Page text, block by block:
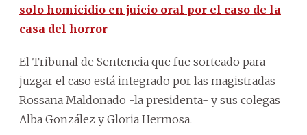
solo homicidio en juicio oral por el caso de la
casa del horror
El Tribunal de Sentencia que fue sorteado para
juzgar el caso está integrado por las magistradas
Rossana Maldonado -la presidenta- y sus colegas
Alba González y Gloria Hermosa.